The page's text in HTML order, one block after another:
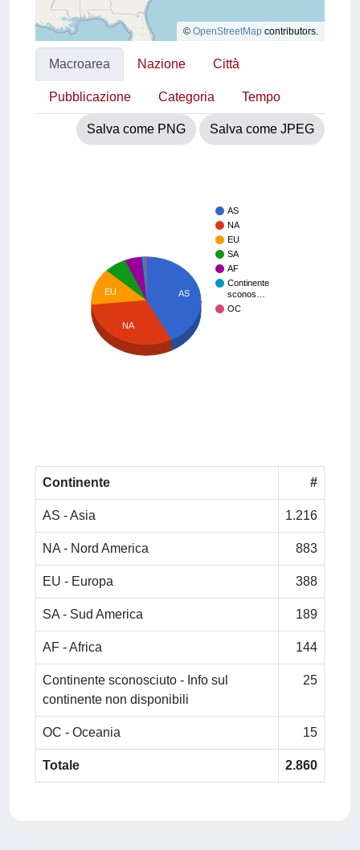
© OpenStreetMap contributors.
Macroarea Nazione Città
Pubblicazione Categoria Tempo
Salva come PNG Salva come JPEG
AS
NA
EU
SA
AF
Continente
sconos…
OC
AS
EU
NA
Continente #
AS - Asia 1.216
NA - Nord America 883
EU - Europa 388
SA - Sud America 189
AF - Africa 144
Continente sconosciuto - Info sul
continente non disponibili
25
OC - Oceania 15
Totale 2.860